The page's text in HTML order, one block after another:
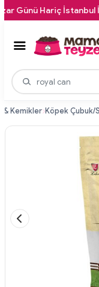
Hariç İstanbul İçi
& Kemikler Köpek Çubuk/